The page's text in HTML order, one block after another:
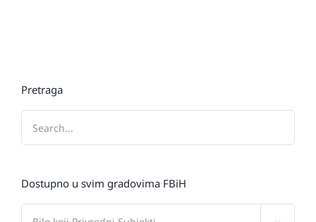
Pretraga
Dostupno u svim gradovima FBiH